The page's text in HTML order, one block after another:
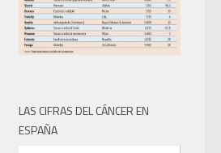
LAS CIFRAS DEL CÁNCER EN
ESPAÑA